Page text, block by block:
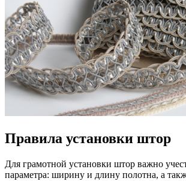
Правила установки штор
Для грамотной установки штор важно
параметра: ширину и длину полотна, а